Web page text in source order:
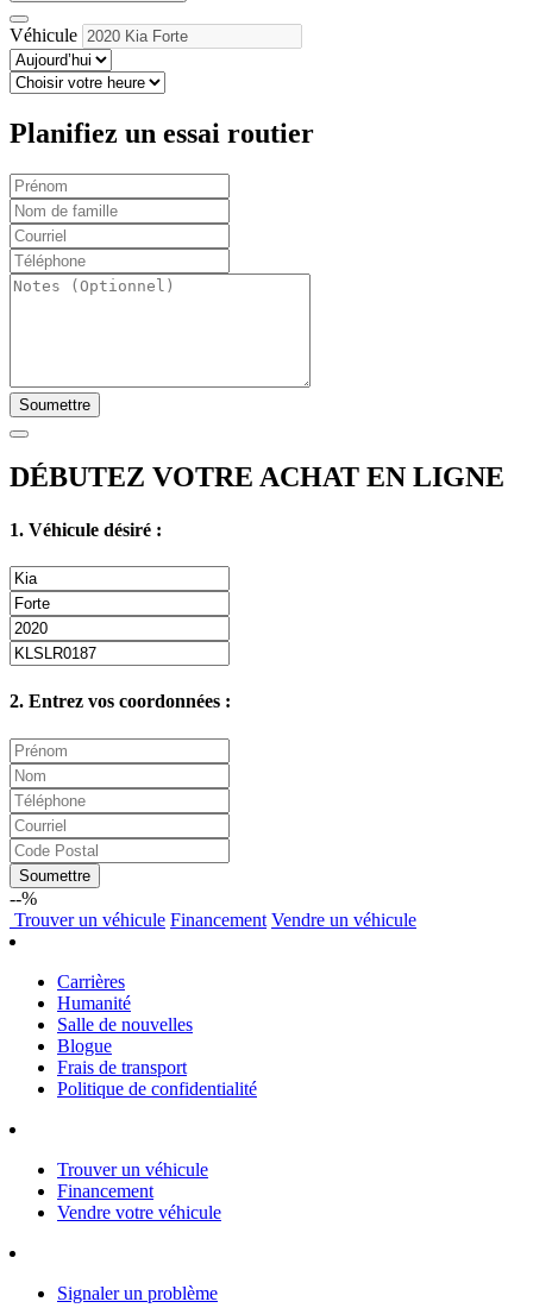
Véhicule
Planifiez un essai routier
Soumettre
DÉBUTEZ VOTRE ACHAT EN LIGNE
1. Véhicule désiré :
2. Entrez vos coordonnées :
Soumettre
--%
Trouverun véhicule Financement Vendre un véhicule
Carrières
Humanité
Salle de nouvelles
Blogue
Frais de transport
Politique de confidentialité
Trouver un véhicule
Financement
Vendre votre véhicule
Signaler un problème